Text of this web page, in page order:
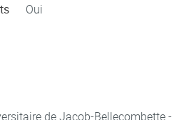
Oui
de Jacob-Bellecombette -